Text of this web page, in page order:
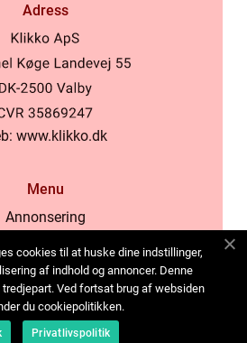
Adress
www.klikko.dk
Menu
Annonsering
Cookies
Kontakta oss
Sitemap
cookies til at huske dine indstillinger,
af indhold og annoncer. Denne
Ved fortsat brug af websiden
du cookiepolitikken.
Privatlivspolitik